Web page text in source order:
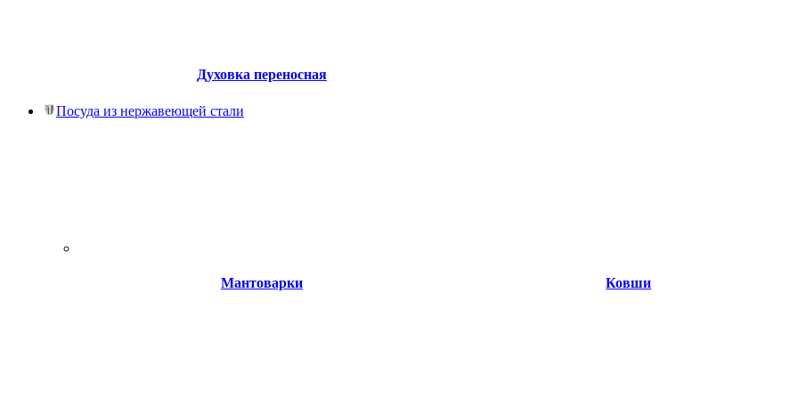
Духовка переносная
Посуда из нержавеющей стали
Мантоварки Ковши